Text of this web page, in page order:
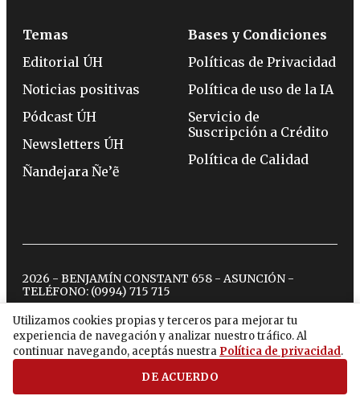
Utilizamos cookies propias y terceros para mejorar tu
experiencia de navegación y analizar nuestro tráfico. Al
continuar navegando, aceptás nuestra Política de privacidad.
DE ACUERDO
Temas
Editorial ÚH
Noticias positivas
Pódcast ÚH
Newsletters ÚH
Ñandejara Ñe’ẽ
Bases y Condiciones
Políticas de Privacidad
Política de uso de la IA
Servicio de
Suscripción a Crédito
Política de Calidad
2026 - BENJAMÍN CONSTANT 658 - ASUNCIÓN -
TELÉFONO: (0994) 715 715
twitterinstagram
facebook
tiktokyoutubespotify